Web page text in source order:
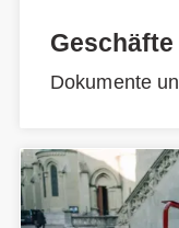
Geschäfte
Dokumente